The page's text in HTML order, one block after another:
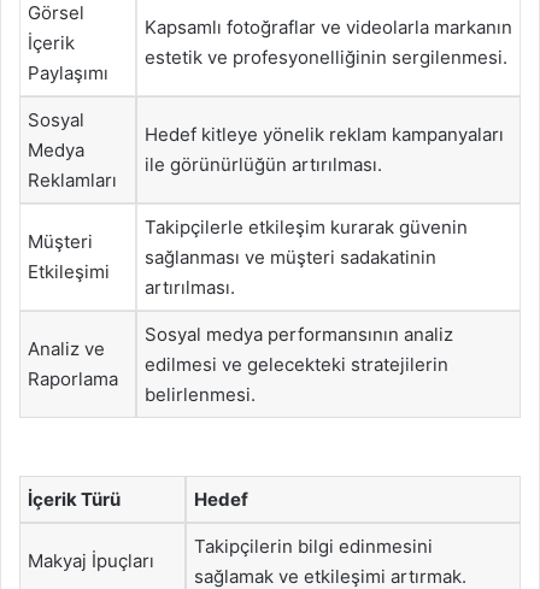
Görsel
İçerik
Paylaşımı
Kapsamlı fotoğraflar ve videolarla markanın
estetik ve profesyonelliğinin sergilenmesi.
Sosyal
Medya
Reklamları
Hedef kitleye yönelik reklam kampanyaları
ile görünürlüğün artırılması.
Müşteri
Etkileşimi
Takipçilerle etkileşim kurarak güvenin
sağlanması ve müşteri sadakatinin
artırılması.
Analiz ve
Raporlama
Sosyal medya performansının analiz
edilmesi ve gelecekteki stratejilerin
belirlenmesi.
İçerik Türü Hedef
Makyaj İpuçları
Takipçilerin bilgi edinmesini
sağlamak ve etkileşimi artırmak.